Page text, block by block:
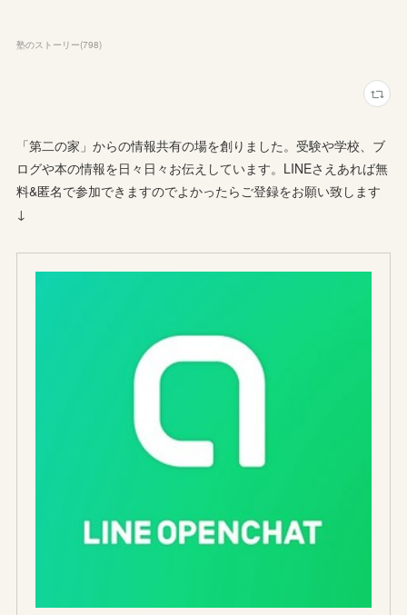
塾のストーリー(798)
「第二の家」からの情報共有の場を創りました。受験や学校、ブ
ログや本の情報を日々日々お伝えしています。LINEさえあれば無
料&匿名で参加できますのでよかったらご登録をお願い致します
↓